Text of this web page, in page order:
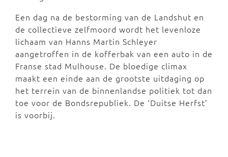
Een dag na de bestorming van de Landshut en
de collectieve zelfmoord wordt het levenloze
lichaam van Hanns Martin Schleyer
aangetroffen in de kofferbak van een auto in de
Franse stad Mulhouse. De bloedige climax
maakt een einde aan de grootste uitdaging op
het terrein van de binnenlandse politiek tot dan
toe voor de Bondsrepubliek. De ‘Duitse Herfst’
is voorbij.